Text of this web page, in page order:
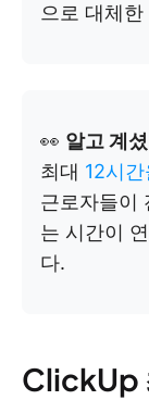
으로 대체
👀 알고 계
최대 12시간
근로자들이
는 시간이
다.
ClickUp